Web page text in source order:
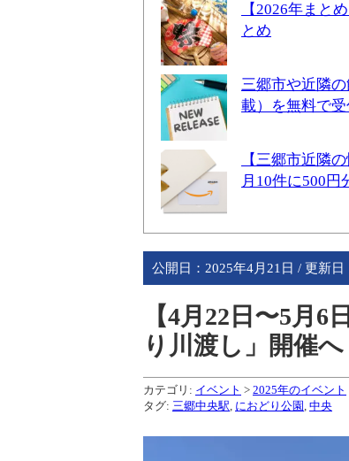
【2026年まと
とめ
三郷市や近隣
載）を無料で受
【三郷市近隣
月10件に500円
公開日： 2025年4月21日 / 更新日
【4月22日〜5月
り川渡し」開催
カテゴリ: イベント > 2025年のイベント
タグ: 三郷中央駅 におどり公園 中央